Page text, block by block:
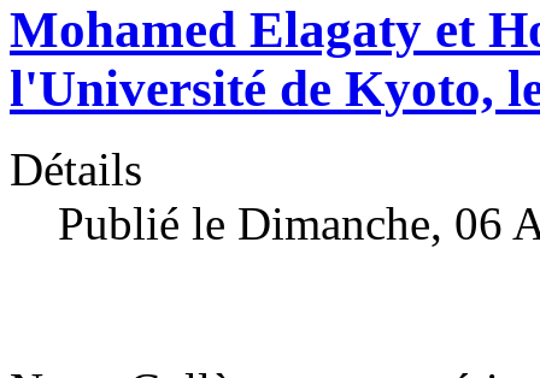
Mohamed Elagaty et
l'Université de Kyoto,
Détails
Publié le Dimanche, 06